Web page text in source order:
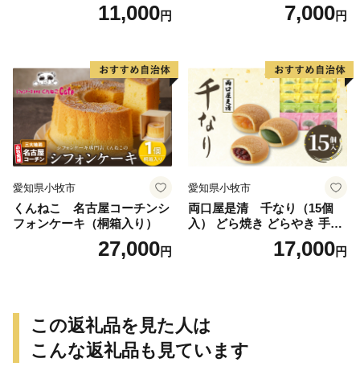
11,000円 7,000円
愛知県小牧市
くんねこ 名古屋コーチンシ
フォンケーキ（桐箱入り）
27,000円
愛知県小牧市
両口屋是清 千なり（15個
入） どら焼き どらやき 手土
産 お土産 土産 丹波大納言小
豆 抹茶 林檎 りんご 慶事 お
17,000円
この返礼品を見た人は
こんな返礼品も見ています